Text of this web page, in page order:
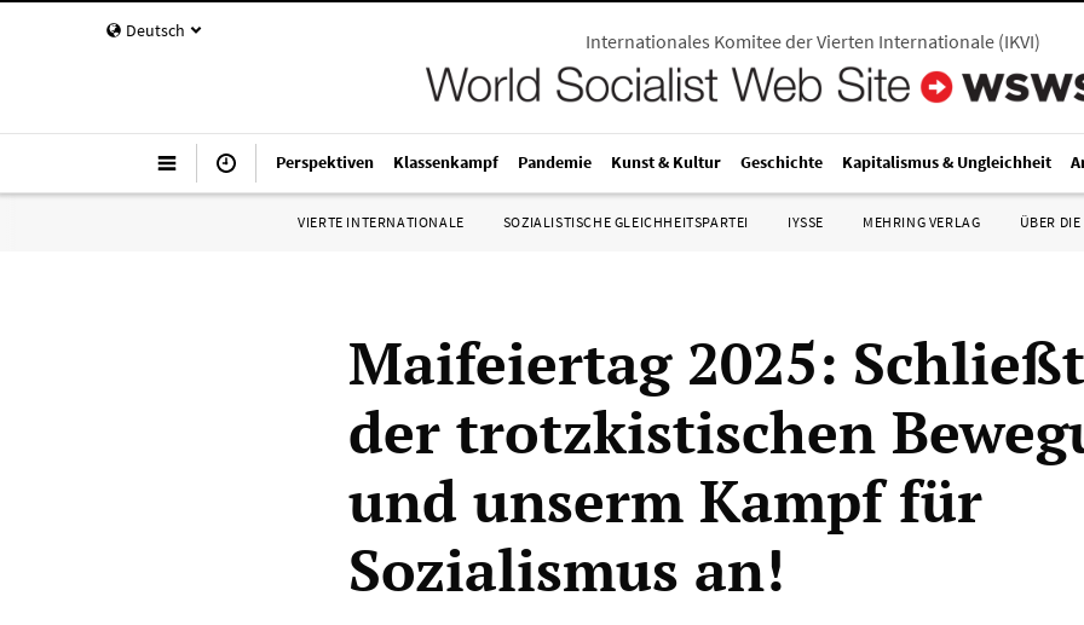
Deutsch Internationales Komitee der Vierten Internationale (IKVI)
Perspektiven Klassenkampf Pandemie Kunst & Kultur Geschichte Kapitalismus & Ungleichheit
VIERTE INTERNATIONALE SOZIALISTISCHE GLEICHHEITSPARTEI IYSSE MEHRING VERLAG ÜBER DIE
Maifeiertag 2025:
der trotzkistischen
und unserm Kampf für
Sozialismus an!